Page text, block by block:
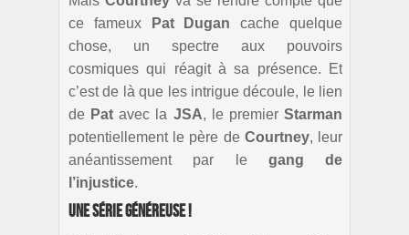
ce fameux
Pat Dugan cache quelque
chose, un spectre aux pouvoirs
cosmiques qui réagit à sa présence. Et
c’est de là que les intrigue découle, le lien
de Pat avec la JSA, le premierStarman
potentiellement le père de Courtney, leur
anéantissement par le gang de
l’injustice.
Une série généreuse !